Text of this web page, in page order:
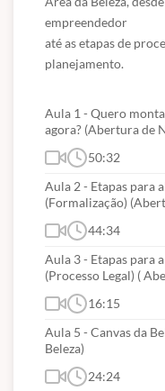
empreendedor
até as etapas de
Aula 1 - Quero
agora? (Abertura de
50:32
Aula 2 - Etapas para
(Formalização)
44:34
Aula 3 - Etapas para
(Processo Legal) (
16:15
Aula 5 - Canvas da
Beleza)
24:24